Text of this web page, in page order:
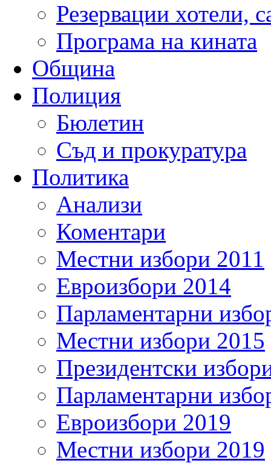
Резервации хотели,
Програма на кината
Община
Полиция
Бюлетин
Съд и прокуратура
Политика
Анализи
Коментари
Местни избори 2011
Евроизбори 2014
Парламентарни
Местни избори 2015
Президентски
Парламентарни
Евроизбори 2019
Местни избори 2019